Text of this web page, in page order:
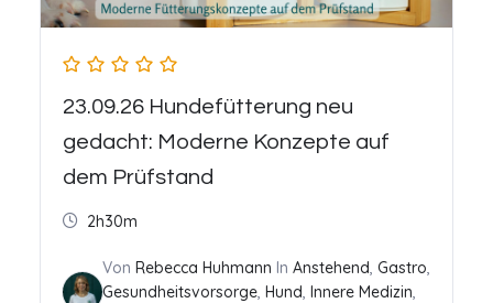
23.09.26 Hundefütterung neu
gedacht: Moderne Konzepte auf
dem Prüfstand
2h30m
Von Rebecca Huhmann In Anstehend, Gastro,
Gesundheitsvorsorge, Hund, Innere Medizin,